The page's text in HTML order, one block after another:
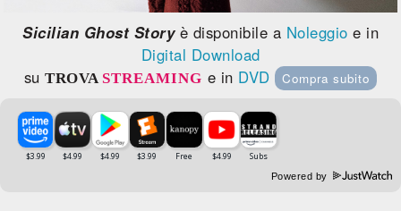
Sicilian Ghost Storyè disponibile a Noleggio e in
Digital Download
suTROVA STREAMING e in DVD Compra subito
Powered by